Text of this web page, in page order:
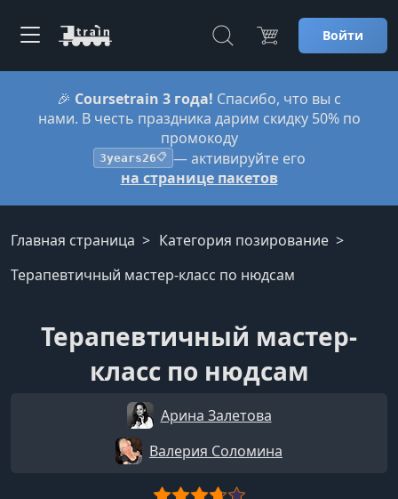
Войти
🎉 Coursetrain 3 года! Спасибо, что вы с
нами. В честь праздника дарим скидку 50% по
промокоду
3years26📋 — активируйте его
на странице пакетов
Главная страница
Категория позирование
Терапевтичный мастер-класс по нюдсам
Терапевтичный мастер-
класс по нюдсам
Арина Залетова
Валерия Соломина